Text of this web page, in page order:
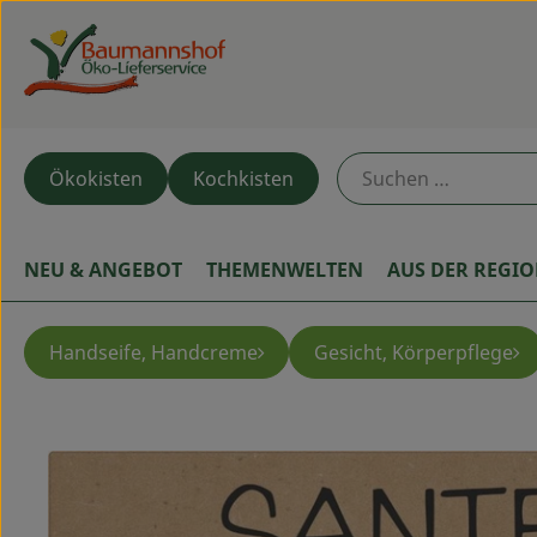
Ökokisten Kochkisten
NEU & ANGEBOT THEMENWELTEN AUS DER
Handseife, Handcreme Gesicht, Körperpflege